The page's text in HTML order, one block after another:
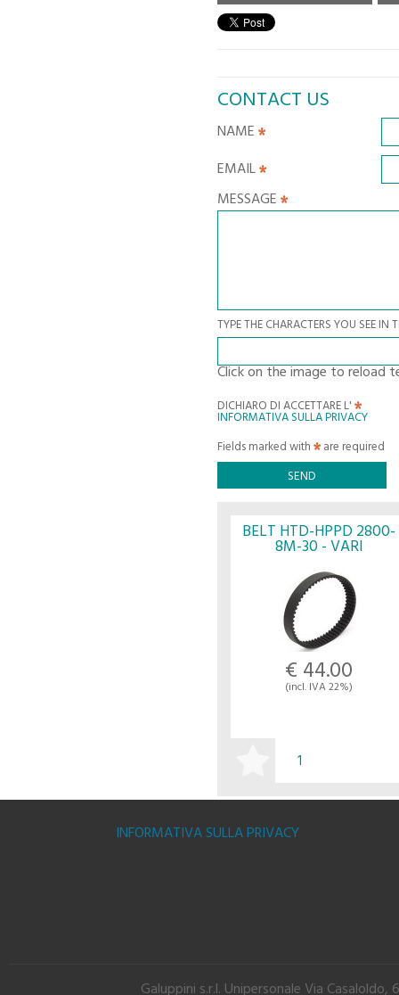
CONTACT US
NAME
EMAIL
MESSAGE
TYPE THE CHARACTERS YOU SEE IN
Click on the image to reload
DICHIARO DI ACCETTARE L'
INFORMATIVA SULLA PRIVACY
Fields marked with
are required
BELT HTD-HPPD 2800-
8M-30 - VARI
€ 44.00
(incl. IVA 22%)
INFORMATIVA SULLA PRIVACY
Galuppini s.r.l. Unipersonale Via